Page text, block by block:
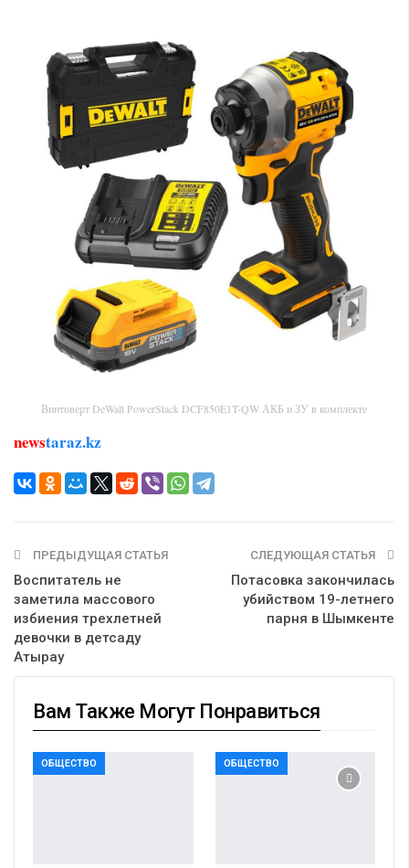
Винтоверт DeWalt PowerStack DCF850E1T-QW АКБ и ЗУ в комплекте
newstaraz.kz
ПРЕДЫДУЩАЯ СТАТЬЯ
Воспитатель не
заметила массового
избиения трехлетней
девочки в детсаду
Атырау
СЛЕДУЮЩАЯ СТАТЬЯ
Потасовка закончилась
убийством 19-летнего
парня в Шымкенте
Вам Также Могут Понравиться
ОБЩЕСТВО ОБЩЕСТВО